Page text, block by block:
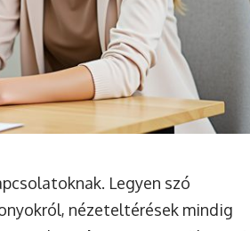
Legyen szó
nézeteltérések mindig